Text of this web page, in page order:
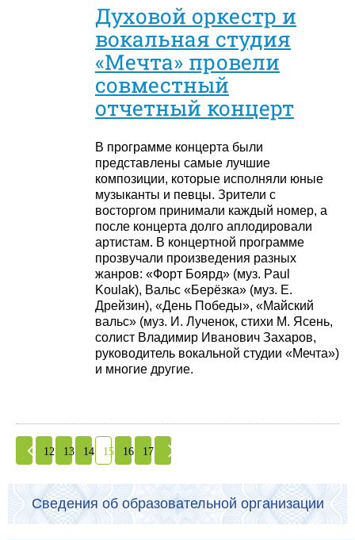
Духовой оркестр и
вокальная студия
«Мечта» провели
совместный
отчетный концерт
В программе концерта были
представлены самые лучшие
композиции, которые исполняли юные
музыканты и певцы. Зрители с
восторгом принимали каждый номер, а
после концерта долго аплодировали
артистам. В концертной программе
прозвучали произведения разных
жанров: «Форт Боярд» (муз. Paul
Koulak), Вальс «Берёзка» (муз. Е.
Дрейзин), «День Победы», «Майский
вальс» (муз. И. Лученок, стихи М. Ясень,
солист Владимир Иванович Захаров,
руководитель вокальной студии «Мечта»)
и многие другие.
12 13 14 15 16 17
Сведения об образовательной организации